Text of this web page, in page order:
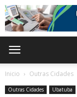
Inicio Outras Cidades
Outras Cidades Ubatuba